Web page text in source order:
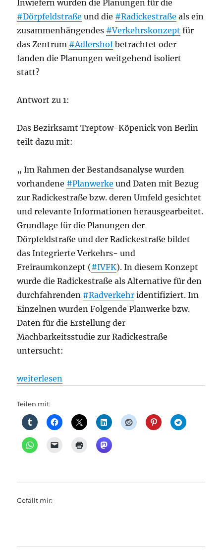
Inwiefern wurden die Planungen für die
#Dörpfeldstraße und die #Radickestraße als ein
zusammenhängendes #Verkehrskonzept für
das Zentrum #Adlershofbetrachtet oder
fanden die Planungen weitgehend isoliert
statt?
Antwort zu 1:
Das Bezirksamt Treptow-Köpenick von Berlin
teilt dazu mit:
„ Im Rahmen der Bestandsanalyse wurden
vorhandene #Planwerke und Daten mit Bezug
zur Radickestraße bzw. deren Umfeld gesichtet
und relevante Informationen herausgearbeitet.
Grundlage für die Planungen der
Dörpfeldstraße und der Radickestraße bildet
das Integrierte Verkehrs- und
Freiraumkonzept (#IVFK). In diesem Konzept
wurde die Radickestraße als Alternative für den
durchfahrenden #Radverkehr identifiziert. Im
Einzelnen wurden Folgende Planwerke bzw.
Daten für die Erstellung der
Machbarkeitsstudie zur Radickestraße
untersucht:
„Neubewertung der Verkehrsplanung in Adlershof
weiterlesen
Teilen mit:
Gefällt mir: